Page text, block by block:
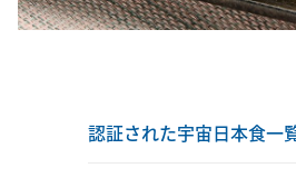
認証された宇宙日本食一